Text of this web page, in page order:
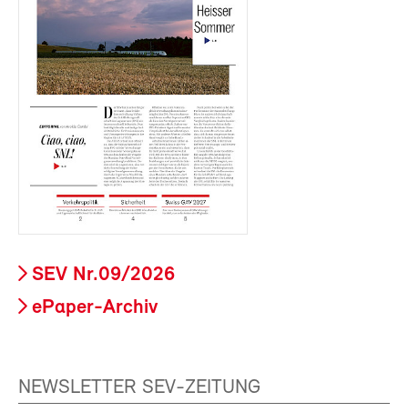
SEV Nr.09/2026
ePaper-Archiv
NEWSLETTER SEV-ZEITUNG